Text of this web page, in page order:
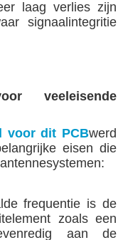
laag verlies zijn
signaalintegritie
veeleisende
voor dit PCBwerd
eisen die
frequentie is de
zoals een
aan de